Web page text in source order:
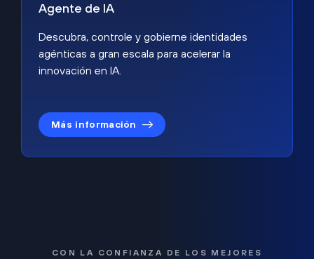
Agente de IA
Descubra, controle y gobierne identidades
agénticas a gran escala para acelerar la
innovación en IA.
Más información
CON LA CONFIANZA DE LOS MEJORES